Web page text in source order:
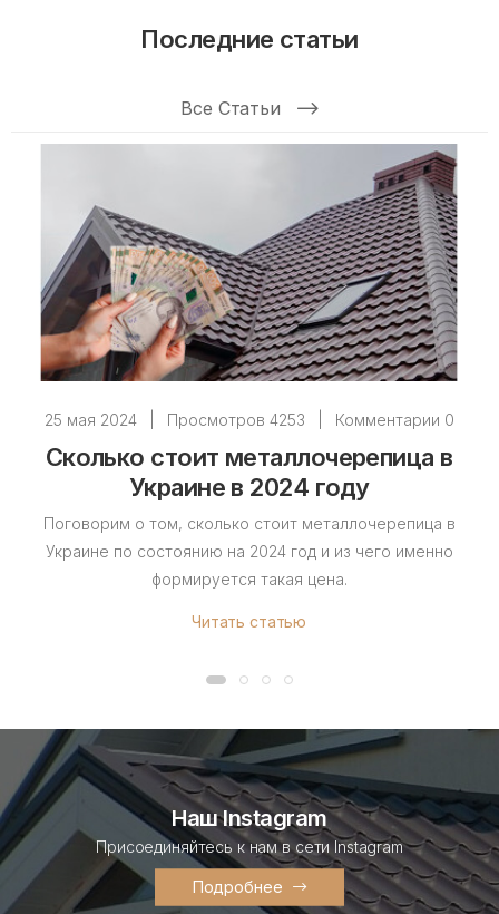
Последние статьи
Все Статьи
25 мая 2024 Просмотров 4253 Комментарии 0
Сколько стоит металлочерепица в
Украине в 2024 году
Поговорим о том, сколько стоит металлочерепица в
Украине по состоянию на 2024 год и из чего именно
формируется такая цена.
Читать статью
Наш Instagram
Присоединяйтесь к нам в сети Instagram
Подробнее